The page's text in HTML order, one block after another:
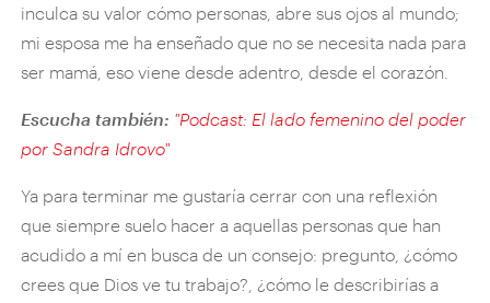
inculca su valor cómo personas, abre sus ojos al mundo;
mi esposa me ha enseñado que no se necesita nada para
ser mamá, eso viene desde adentro, desde el corazón.
Escucha también: "Podcast: El lado femenino del poder
por Sandra Idrovo"
Ya para terminar me gustaría cerrar con una reflexión
que siempre suelo hacer a aquellas personas que han
acudido a mí en busca de un consejo: pregunto, ¿cómo
crees que Dios ve tu trabajo?, ¿cómo le describirías a